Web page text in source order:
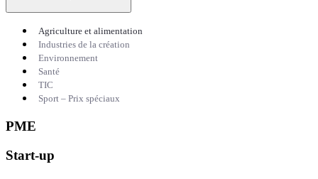
Agriculture et alimentation
Industries de la création
Environnement
Santé
TIC
Sport – Prix spéciaux
PME
Start-up